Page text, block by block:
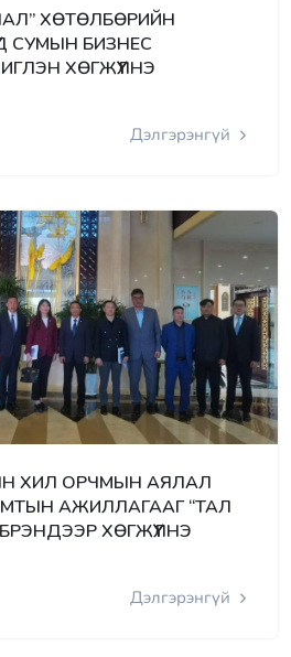
ХӨТӨЛБӨРИЙН
СУМЫН БИЗНЕС
ХӨГЖҮҮЛНЭ
Дэлгэрэнгүй
ХИЛ ОРЧМЫН АЯЛАЛ
АЖИЛЛАГААГ “ТАЛ
ХӨГЖҮҮЛНЭ
Дэлгэрэнгүй